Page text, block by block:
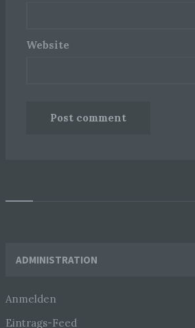
Website
Widgets
ADMINISTRATION
Anmelden
Eintrags-Feed